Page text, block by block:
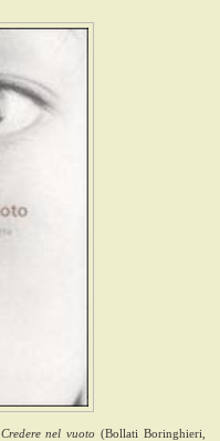
Credere nel vuoto (Bollati Boringhieri,